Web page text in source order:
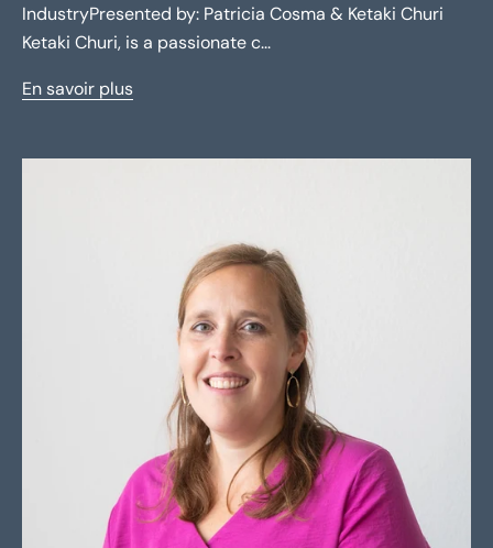
IndustryPresented by: Patricia Cosma & Ketaki Churi
Ketaki Churi, is a passionate c...
En savoir plus